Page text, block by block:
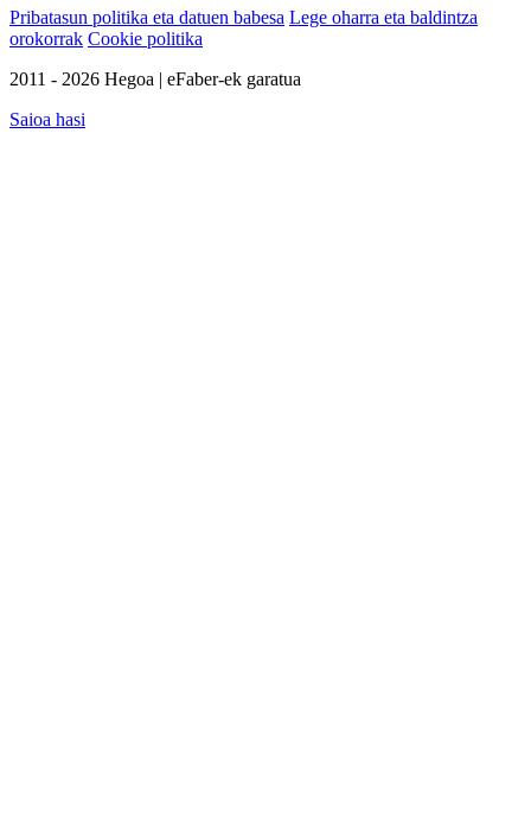
Pribatasun politika eta datuen babesa Lege oharra eta baldintza
orokorrak Cookie politika
2011 - 2026 Hegoa | eFaber-ek garatua
Saioa hasi